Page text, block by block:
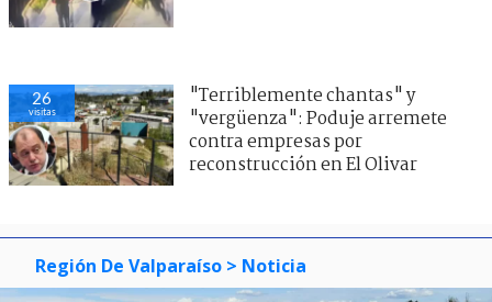
26
visitas
"Terriblemente chantas" y
"vergüenza": Poduje arremete
contra empresas por
reconstrucción en El Olivar
Región De Valparaíso > Noticia